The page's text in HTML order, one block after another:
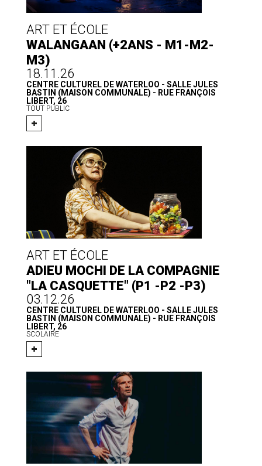
ART ET ÉCOLE
WALANGAAN (+2ANS - M1-M2-
M3)
18.11.26
CENTRE CULTUREL DE WATERLOO - SALLE JULES
BASTIN (MAISON COMMUNALE) - RUE FRANÇOIS
LIBERT, 26
TOUT PUBLIC
ART ET ÉCOLE
ADIEU MOCHI DE LA COMPAGNIE
"LA CASQUETTE" (P1 -P2 -P3)
03.12.26
CENTRE CULTUREL DE WATERLOO - SALLE JULES
BASTIN (MAISON COMMUNALE) - RUE FRANÇOIS
LIBERT, 26
SCOLAIRE